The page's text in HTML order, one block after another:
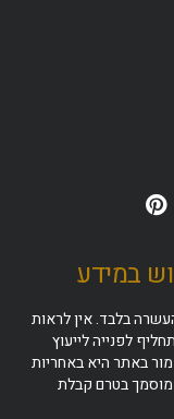
במידע
בלבד. אין לראות
לפנייה לייעוץ
באתר היא באחריות
בטרם קבלת